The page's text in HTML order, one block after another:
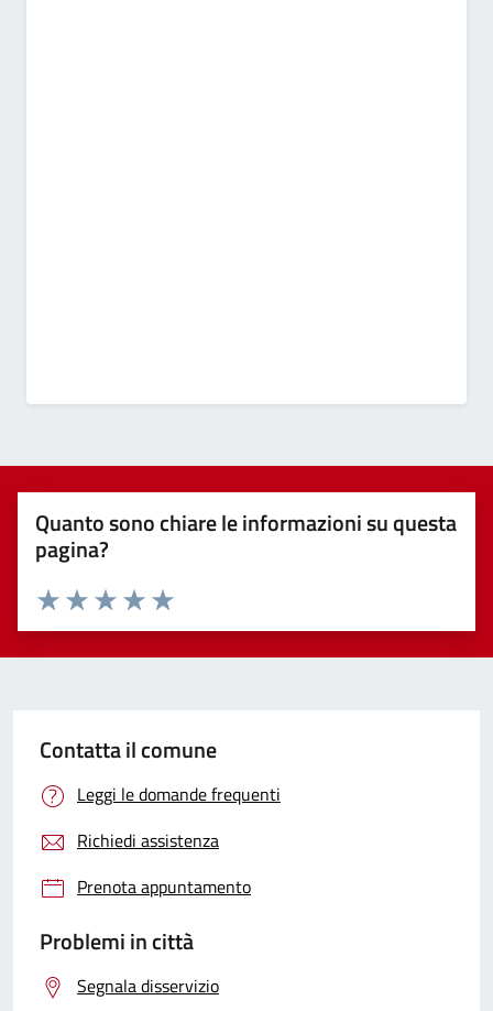
Quanto sono chiare le informazioni su questa
pagina?
Valuta 5 stelle su 5
Valuta 4 stelle su 5
Valuta 3 stelle su 5
Valuta 2 stelle su 5
Valuta 1 stelle su 5
Contatta il comune
Leggi le domande frequenti
Richiedi assistenza
Prenota appuntamento
Problemi in città
Segnala disservizio